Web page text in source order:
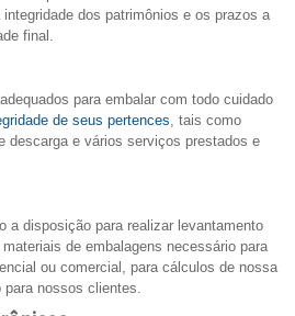
dos patrimônios e os prazos a
final.
para embalar com todo cuidado
de seus pertences, tais como
descarga e vários serviços prestados e
a disposição para realizar levantamento
de embalagens necessário para
ou comercial, para cálculos de nossa
nossos clientes.